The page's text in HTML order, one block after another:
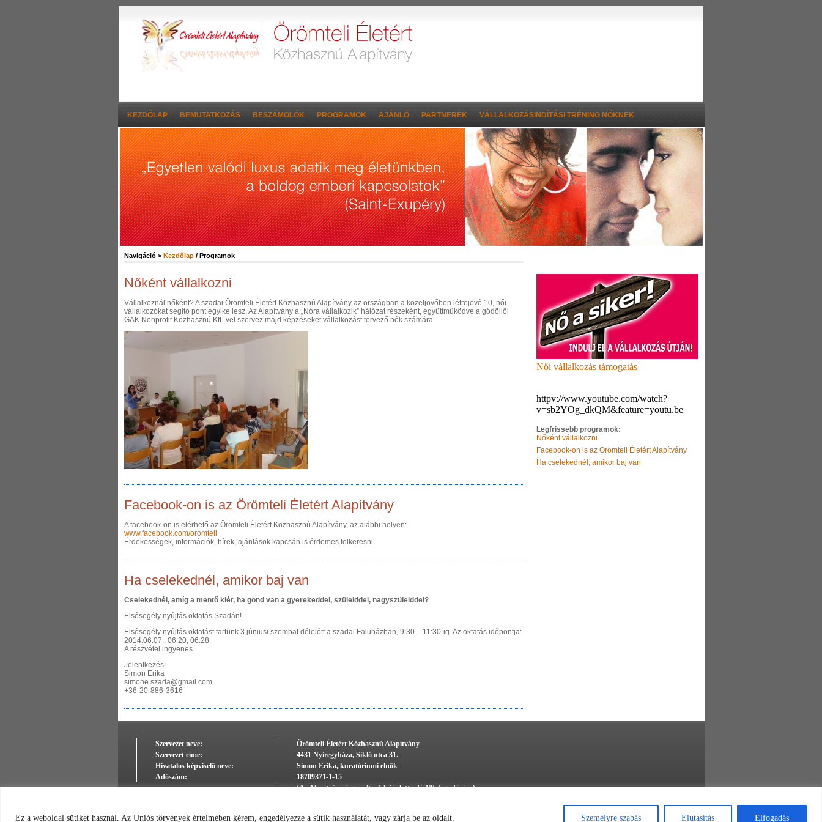
Ez a weboldal sütiket használ. Az Uniós törvények értelmében kérem, engedélyezze a sütik használatát, vagy zárja be az oldalt. Személyre szabás Elutasítás Elfogadás
KEZDŐLAP BEMUTATKOZÁS BESZÁMOLÓK PROGRAMOK AJÁNLÓ PARTNEREK VÁLLALKOZÁSINDÍTÁSI TRÉNING NŐKNEK
Navigáció > Kezdőlap/ Programok
Nőként vállalkozni
Vállalkoznál nőként? A szadai Örömteli Életért Közhasznú Alapítvány az országban a közeljövőben létrejövő 10, női
vállalkozókat segítő pont egyike lesz. Az Alapítvány a „Nóra vállalkozik” hálózat részeként, együttműködve a gödöllői
GAK Nonprofit Közhasznú Kft.-vel szervez majd képzéseket vállalkozást tervező nők számára.
Facebook-on is az Örömteli Életért Alapítvány
A facebook-on is elérhető az Örömteli Életért Közhasznú Alapítvány, az alábbi helyen:
www.facebook.com/oromteli
Érdekességek, információk, hírek, ajánlások kapcsán is érdemes felkeresni.
Ha cselekednél, amikor baj van
Cselekednél, amíg a mentő kiér, ha gond van a gyerekeddel, szüleiddel, nagyszüleiddel?
Elsősegély nyújtás oktatás Szadán!
Elsősegély nyújtás oktatást tartunk 3 júniusi szombat délelőtt a szadai Faluházban, 9:30 – 11:30-ig. Az oktatás időpontja:
2014.06.07., 06.20, 06.28.
A részvétel ingyenes.
Jelentkezés:
Simon Erika
simone.szada@gmail.com
+36-20-886-3616
Női vállalkozás támogatás
httpv://www.youtube.com/watch?
v=sb2YOg_dkQM&feature=youtu.be
Legfrissebb programok:
Nőként vállalkozni
Facebook-on is az Örömteli Életért Alapítvány
Ha cselekednél, amikor baj van
Szervezet neve:
Szervezet címe:
Hivatalos képviselő neve:
Adószám:
Örömteli Életért Közhasznú Alapítvány
4431 Nyíregyháza, Sikló utca 31.
Simon Erika, kuratóriumi elnök
18709371-1-15
(Az Alapítvány jogosult a felajánlott adó 1% fogadására)